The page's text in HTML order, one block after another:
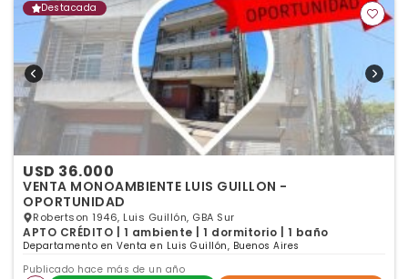
Destacada
USD 36.000
VENTA MONOAMBIENTE LUIS GUILLON -
OPORTUNIDAD
Robertson 1946, Luis Guillón, GBA Sur
APTO CRÉDITO | 1 ambiente | 1 dormitorio | 1 baño
Departamento en Venta en Luis Guillón, Buenos Aires
Publicado hace más de un año